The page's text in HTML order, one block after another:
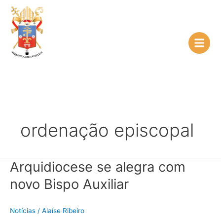
para
conteúdo
ordenação episcopal
Arquidiocese se alegra com
novo Bispo Auxiliar
Notícias / Alaíse Ribeiro
Arquidiocese
se
alegra
novo